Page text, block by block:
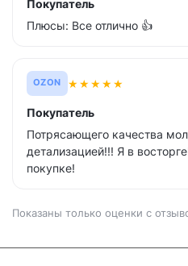
Покупатель
Плюсы: Все отлично 👍
OZON ★★★★★
Покупатель
Потрясающего качества
детализацией!!! Я в
покупке!
Показаны только оценки с